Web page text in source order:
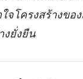
ใจโครงสร้างข
งยั่งยืน